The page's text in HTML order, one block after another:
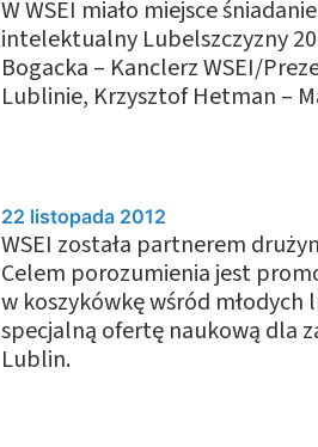
W WSEI miało miejsce
intelektualny Lubelszczyzny
Bogacka – Kanclerz WSEI/
Lublinie, Krzysztof Hetman –
22 listopada 2012
WSEI została partnerem
Celem porozumienia jest
w koszykówkę wśród
specjalną ofertę naukową dla
Lublin.